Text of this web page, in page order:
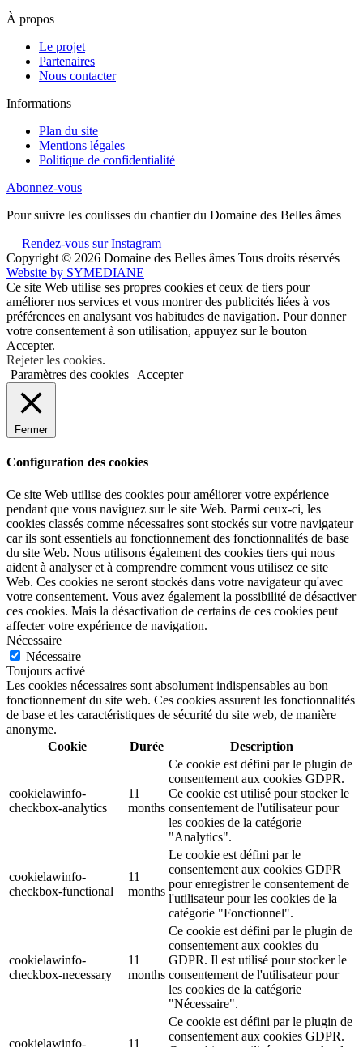
À propos
Le projet
Partenaires
Nous contacter
Informations
Plan du site
Mentions légales
Politique de confidentialité
Abonnez-vous
Pour suivre les coulisses du chantier du Domaine des Belles âmes
Rendez-vous sur Instagram
Copyright © 2026 Domaine des Belles âmes Tous droits réservés
Website by SYMEDIANE
Ce site Web utilise ses propres cookies et ceux de tiers pour
améliorer nos services et vous montrer des publicités liées à vos
préférences en analysant vos habitudes de navigation. Pour donner
votre consentement à son utilisation, appuyez sur le bouton
Accepter.
Rejeter les cookies.
Paramètres des cookies
Accepter
Fermer
Configuration des cookies
Ce site Web utilise des cookies pour améliorer votre expérience
pendant que vous naviguez sur le site Web. Parmi ceux-ci, les
cookies classés comme nécessaires sont stockés sur votre navigateur
car ils sont essentiels au fonctionnement des fonctionnalités de base
du site Web. Nous utilisons également des cookies tiers qui nous
aident à analyser et à comprendre comment vous utilisez ce site
Web. Ces cookies ne seront stockés dans votre navigateur qu'avec
votre consentement. Vous avez également la possibilité de désactiver
ces cookies. Mais la désactivation de certains de ces cookies peut
affecter votre expérience de navigation.
Nécessaire
Nécessaire
Toujours activé
Les cookies nécessaires sont absolument indispensables au bon
fonctionnement du site web. Ces cookies assurent les fonctionnalités
de base et les caractéristiques de sécurité du site web, de manière
anonyme.
Cookie
Durée Description
cookielawinfo-
checkbox-analytics
11
months
Ce cookie est défini par le plugin de
consentement aux cookies GDPR.
Ce cookie est utilisé pour stocker le
consentement de l'utilisateur pour
les cookies de la catégorie
"Analytics".
cookielawinfo-
checkbox-functional
11
months
Le cookie est défini par le
consentement aux cookies GDPR
pour enregistrer le consentement de
l'utilisateur pour les cookies de la
catégorie "Fonctionnel".
cookielawinfo-
checkbox-necessary
11
months
Ce cookie est défini par le plugin de
consentement aux cookies du
GDPR. Il est utilisé pour stocker le
consentement de l'utilisateur pour
les cookies de la catégorie
"Nécessaire".
cookielawinfo- 11
Ce cookie est défini par le plugin de
consentement aux cookies GDPR.